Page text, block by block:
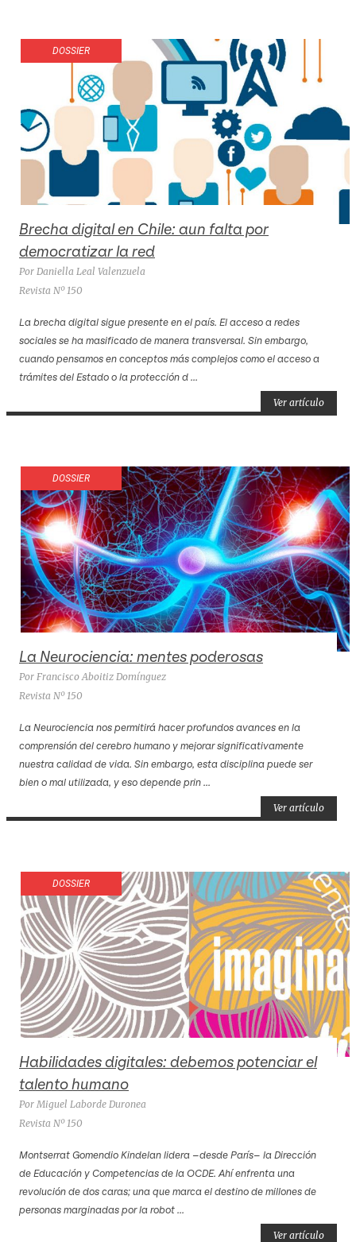
DOSSIER
Brecha digital en Chile: aun falta por
democratizar la red
Por Daniella Leal Valenzuela
Revista Nº 150
La brecha digital sigue presente en el país. El acceso a redes
sociales se ha masificado de manera transversal. Sin embargo,
cuando pensamos en conceptos más complejos como el acceso a
trámites del Estado o la protección d ...
Ver artículo
DOSSIER
La Neurociencia: mentes poderosas
Por Francisco Aboitiz Domínguez
Revista Nº 150
La Neurociencia nos permitirá hacer profundos avances en la
comprensión del cerebro humano y mejorar significativamente
nuestra calidad de vida. Sin embargo, esta disciplina puede ser
bien o mal utilizada, y eso depende prin ...
Ver artículo
DOSSIER
Habilidades digitales: debemos potenciar el
talento humano
Por Miguel Laborde Duronea
Revista Nº 150
Montserrat Gomendio Kindelan lidera –desde París– la Dirección
de Educación y Competencias de la OCDE. Ahí enfrenta una
revolución de dos caras; una que marca el destino de millones de
personas marginadas por la robot ...
Ver artículo